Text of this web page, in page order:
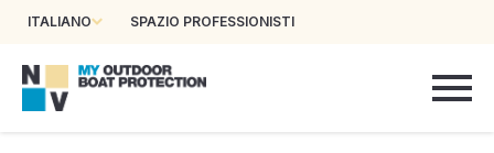
ITALIANO SPAZIO PROFESSIONISTI